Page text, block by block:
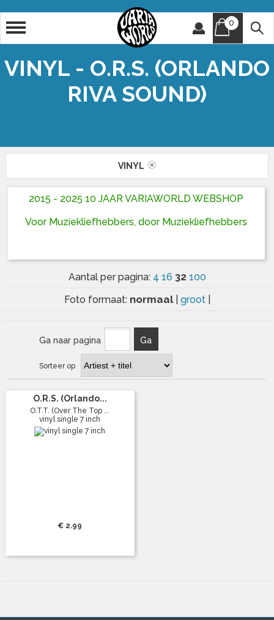
0
VINYL - O.R.S. (ORLANDO
RIVA SOUND)
VINYL
2015 - 2025 10 JAAR VARIAWORLD WEBSHOP
Voor Muziekliefhebbers, door Muziekliefhebbers
Aantal per pagina: 4 16 32 100
Foto formaat: normaal groot
Ga naar pagina Ga
Sorteer op
O.R.S. (Orlando...
O.T.T. (Over The Top ...
vinyl single 7 inch
€ 2.99